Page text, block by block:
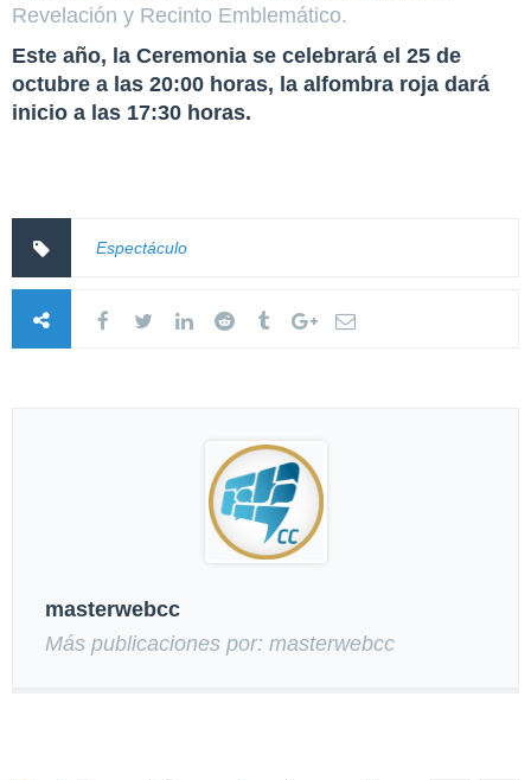
Revelación y Recinto Emblemático.
Este año, la Ceremonia se celebrará el 25 de
octubre a las 20:00 horas, la alfombra roja dará
inicio a las 17:30 horas.
Espectáculo
masterwebcc
Más publicaciones por: masterwebcc